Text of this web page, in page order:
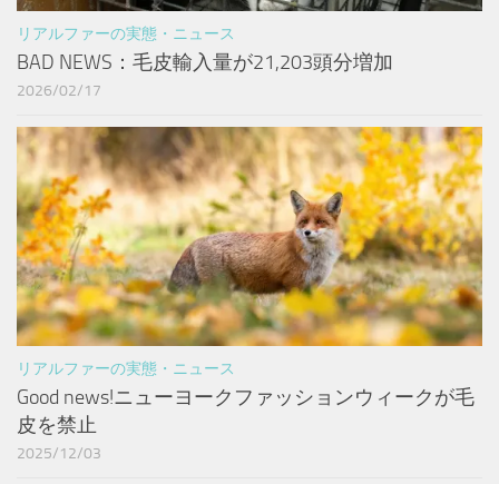
リアルファーの実態・ニュース
BAD NEWS：毛皮輸入量が21,203頭分増加
2026/02/17
リアルファーの実態・ニュース
Good news!ニューヨークファッションウィークが毛
皮を禁止
2025/12/03